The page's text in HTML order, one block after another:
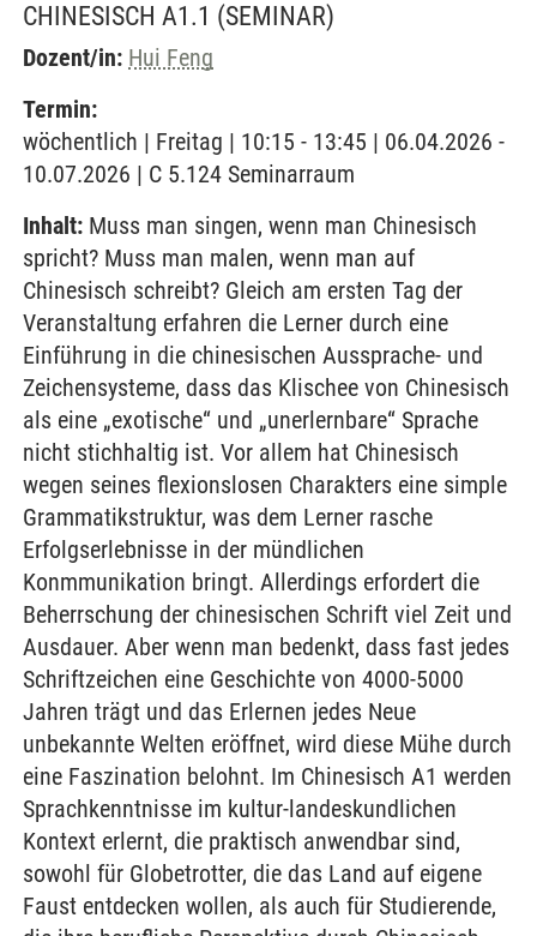
CHINESISCH A1.1 (SEMINAR)
Dozent/in: Hui Feng
Termin:
wöchentlich | Freitag | 10:15 - 13:45 | 06.04.2026 -
10.07.2026 | C 5.124 Seminarraum
Inhalt: Muss man singen, wenn man Chinesisch
spricht? Muss man malen, wenn man auf
Chinesisch schreibt? Gleich am ersten Tag der
Veranstaltung erfahren die Lerner durch eine
Einführung in die chinesischen Aussprache- und
Zeichensysteme, dass das Klischee von Chinesisch
als eine „exotische“ und „unerlernbare“ Sprache
nicht stichhaltig ist. Vor allem hat Chinesisch
wegen seines flexionslosen Charakters eine simple
Grammatikstruktur, was dem Lerner rasche
Erfolgserlebnisse in der mündlichen
Konmmunikation bringt. Allerdings erfordert die
Beherrschung der chinesischen Schrift viel Zeit und
Ausdauer. Aber wenn man bedenkt, dass fast jedes
Schriftzeichen eine Geschichte von 4000-5000
Jahren trägt und das Erlernen jedes Neue
unbekannte Welten eröffnet, wird diese Mühe durch
eine Faszination belohnt. Im Chinesisch A1 werden
Sprachkenntnisse im kultur-landeskundlichen
Kontext erlernt, die praktisch anwendbar sind,
sowohl für Globetrotter, die das Land auf eigene
Faust entdecken wollen, als auch für Studierende,